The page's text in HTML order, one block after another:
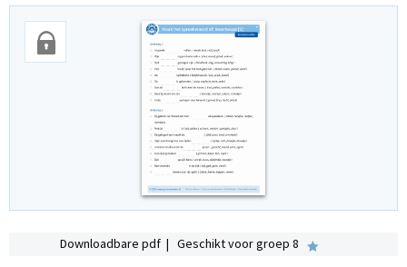
Downloadbare pdf | Geschikt voor groep 8